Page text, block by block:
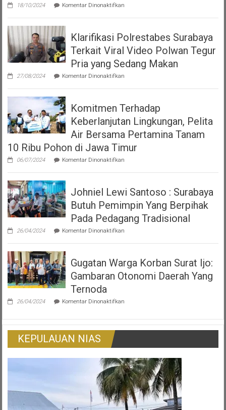
18/10/2024 Komentar Dinonaktifkan
Korban
Ijo
tolak
HGB
diatas
7
Tahun
2023
tentang
Dan
Klarifikasi Polrestabes Surabaya
Terkait Viral Video Polwan Tegur
Pria yang Sedang Makan
27/08/2024 Komentar Dinonaktifkan
Polrestabes
Terkait
Video
Polwan
Tegur
Pria
Komitmen Terhadap
Keberlanjutan Lingkungan, Pelita
Air Bersama Pertamina Tanam
10 Ribu Pohon di Jawa Timur
06/07/2024 Komentar Dinonaktifkan
Terhadap
Lingkungan,
Air
Bersama
Pertamina
di
Timur
Johniel Lewi Santoso : Surabaya
Butuh Pemimpin Yang Berpihak
Pada Pedagang Tradisional
26/04/2024 Komentar Dinonaktifkan
Lewi
:
Surabaya
Butuh
Tradisional
Gugatan Warga Korban Surat Ijo:
Gambaran Otonomi Daerah Yang
Ternoda
26/04/2024 Komentar Dinonaktifkan
Korban
Surat
Gambaran
Daerah
Yang
Ternoda
KEPULAUAN NIAS